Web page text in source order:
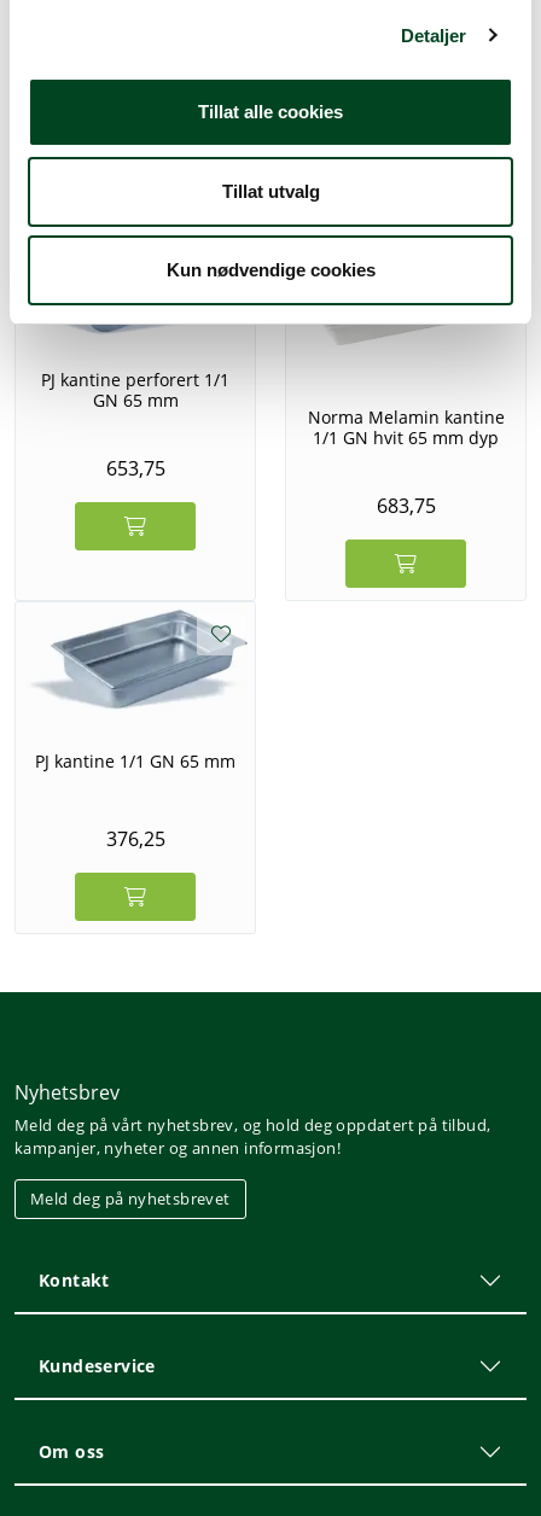
Detaljer
Tillat alle cookies
Tillat utvalg
Kun nødvendige cookies
1/1 GN sort 65 mm dyp
PJ kantine perforert 1/1
GN 65 mm
653,75
Norma Melamin kantine
1/1 GN hvit 65 mm dyp
683,75
PJ kantine 1/1 GN 65 mm
376,25
Nyhetsbrev
Meld deg på vårt nyhetsbrev, og hold deg oppdatert på tilbud,
kampanjer, nyheter og annen informasjon!
Meld deg på nyhetsbrevet
Kontakt
Kundeservice
Om oss